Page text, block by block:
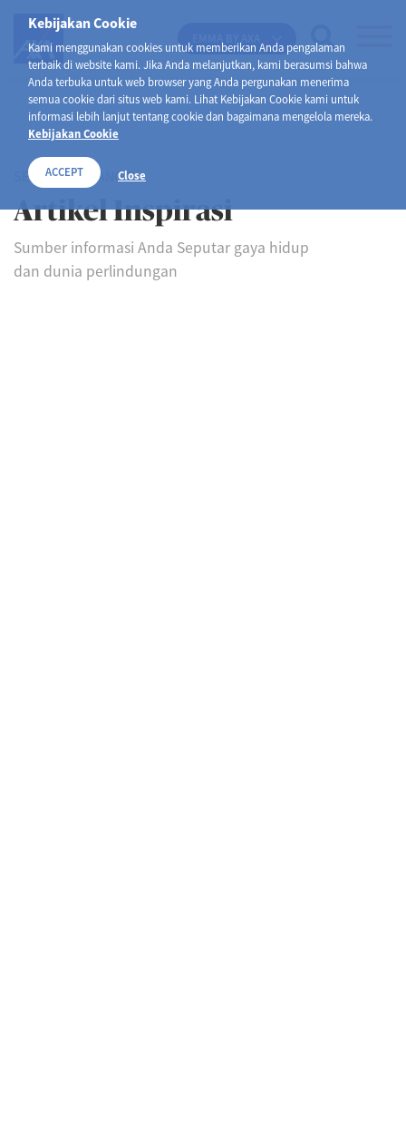
Kebijakan Cookie
Kami menggunakan cookies untuk memberikan Anda pengalaman
terbaik di website kami. Jika Anda melanjutkan, kami berasumsi bahwa
Anda terbuka untuk web browser yang Anda pergunakan menerima
semua cookie dari situs web kami. Lihat Kebijakan Cookie kami untuk
informasi lebih lanjut tentang cookie dan bagaimana mengelola mereka.
Kebijakan Cookie
ACCEPT Close
SELAMAT DATANG DI
Artikel Inspirasi
Sumber informasi Anda Seputar gaya hidup
dan dunia perlindungan